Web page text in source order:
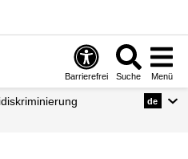
Barrierefrei Suche Menü
de